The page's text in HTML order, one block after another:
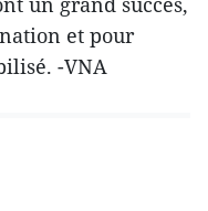
et pour
-VNA